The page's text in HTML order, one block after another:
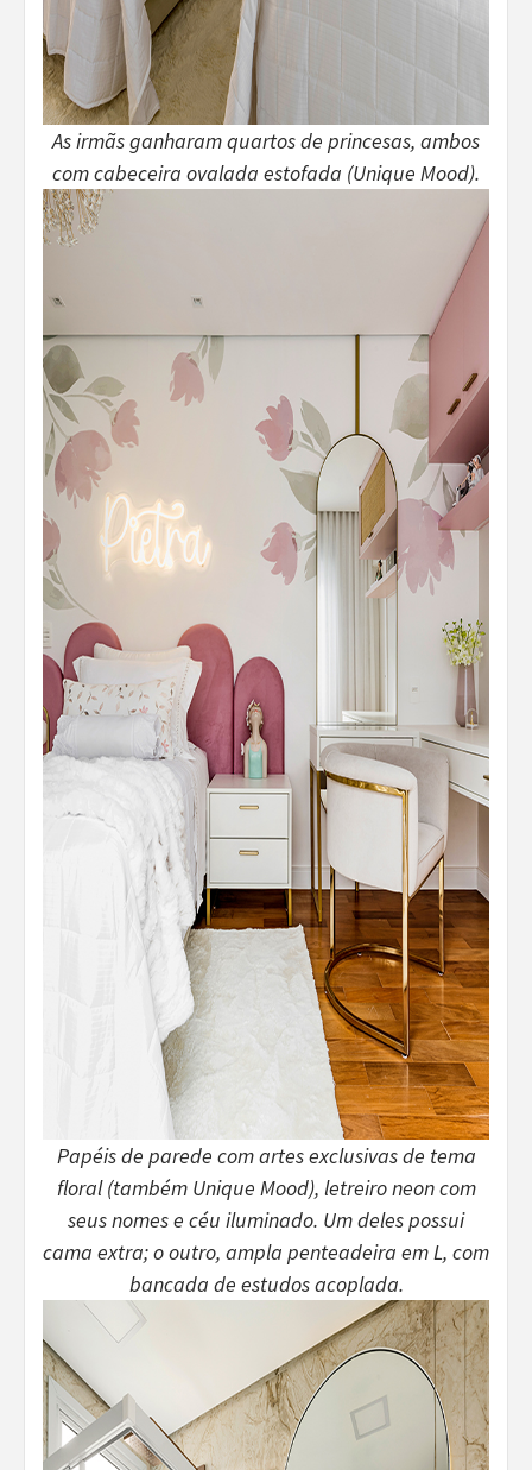
As irmãs ganharam quartos de princesas, ambos
com cabeceira ovalada estofada (Unique Mood).
Papéis de parede com artes exclusivas de tema
floral (também Unique Mood), letreiro neon com
seus nomes e céu iluminado. Um deles possui
cama extra; o outro, ampla penteadeira em L, com
bancada de estudos acoplada.